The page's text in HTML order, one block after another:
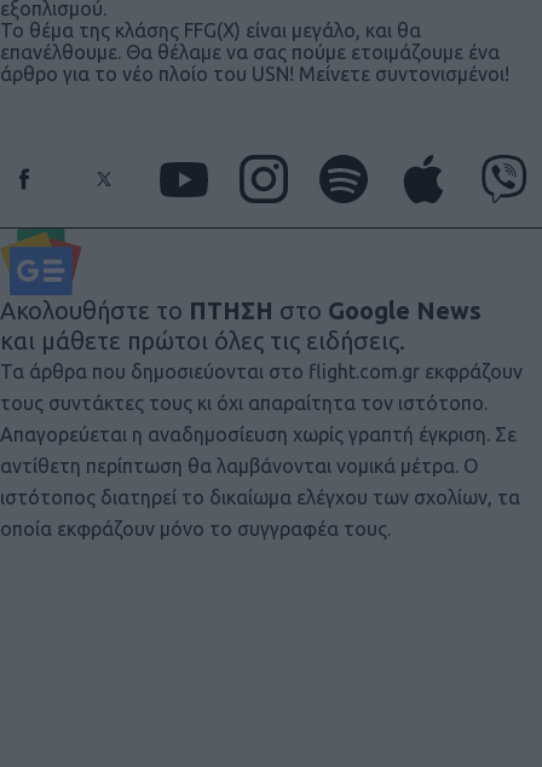
εξοπλισμού.
Το θέμα της κλάσης FFG(X) είναι μεγάλο, και θα
επανέλθουμε. Θα θέλαμε να σας πούμε ετοιμάζουμε ένα
άρθρο για το νέο πλοίο του USN! Μείνετε συντονισμένοι!
Ακολουθήστε το ΠΤΗΣΗ στο Google News
και μάθετε πρώτοι όλες τις ειδήσεις.
Τα άρθρα που δημοσιεύονται στο flight.com.gr εκφράζουν
τους συντάκτες τους κι όχι απαραίτητα τον ιστότοπο.
Απαγορεύεται η αναδημοσίευση χωρίς γραπτή έγκριση. Σε
αντίθετη περίπτωση θα λαμβάνονται νομικά μέτρα. Ο
ιστότοπος διατηρεί το δικαίωμα ελέγχου των σχολίων, τα
οποία εκφράζουν μόνο το συγγραφέα τους.